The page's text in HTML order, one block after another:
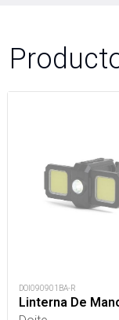
DOI090901BA-R
Linterna De